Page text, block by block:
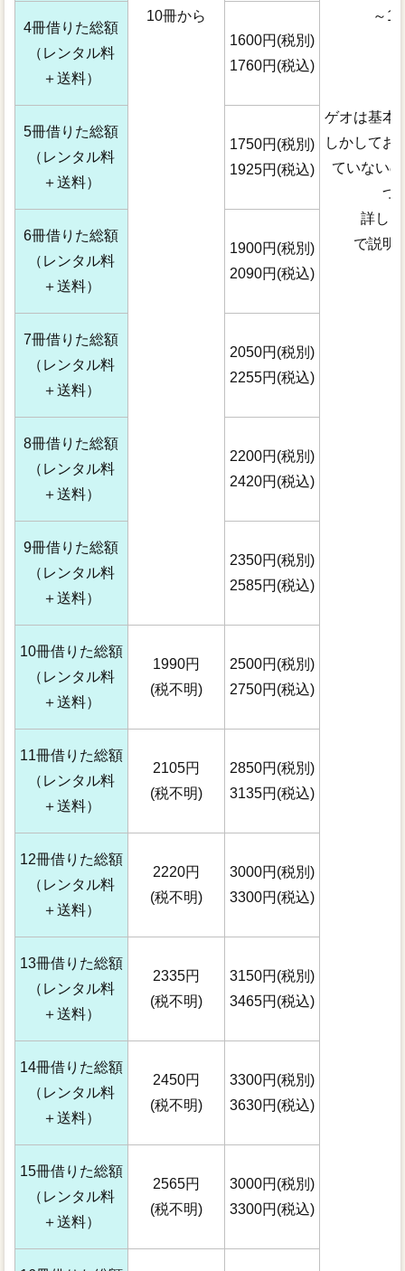
10冊から
～
ゲオは基本
しかしてお
ていない
つ
詳し
で説明
4冊借りた総額
（レンタル料
＋送料）
1600円(税別)
1760円(税込)
5冊借りた総額
（レンタル料
＋送料）
1750円(税別)
1925円(税込)
6冊借りた総額
（レンタル料
＋送料）
1900円(税別)
2090円(税込)
7冊借りた総額
（レンタル料
＋送料）
2050円(税別)
2255円(税込)
8冊借りた総額
（レンタル料
＋送料）
2200円(税別)
2420円(税込)
9冊借りた総額
（レンタル料
＋送料）
2350円(税別)
2585円(税込)
10冊借りた総額
（レンタル料
＋送料）
1990円
(税不明)
2500円(税別)
2750円(税込)
11冊借りた総額
（レンタル料
＋送料）
2105円
(税不明)
2850円(税別)
3135円(税込)
12冊借りた総額
（レンタル料
＋送料）
2220円
(税不明)
3000円(税別)
3300円(税込)
13冊借りた総額
（レンタル料
＋送料）
2335円
(税不明)
3150円(税別)
3465円(税込)
14冊借りた総額
（レンタル料
＋送料）
2450円
(税不明)
3300円(税別)
3630円(税込)
15冊借りた総額
（レンタル料
＋送料）
2565円
(税不明)
3000円(税別)
3300円(税込)